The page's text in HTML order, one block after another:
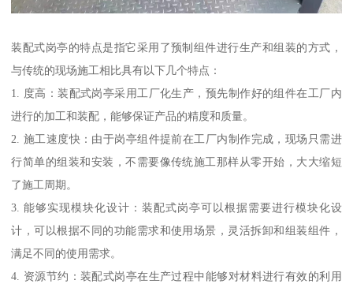
装配式岗亭的特点是指它采用了预制组件进行生产和组装的方式，
与传统的现场施工相比具有以下几个特点：
1. 度高：装配式岗亭采用工厂化生产，预先制作好的组件在工厂内
进行的加工和装配，能够保证产品的精度和质量。
2. 施工速度快：由于岗亭组件提前在工厂内制作完成，现场只需进
行简单的组装和安装，不需要像传统施工那样从零开始，大大缩短
了施工周期。
3. 能够实现模块化设计：装配式岗亭可以根据需要进行模块化设
计，可以根据不同的功能需求和使用场景，灵活拆卸和组装组件，
满足不同的使用需求。
4. 资源节约：装配式岗亭在生产过程中能够对材料进行有效的利用